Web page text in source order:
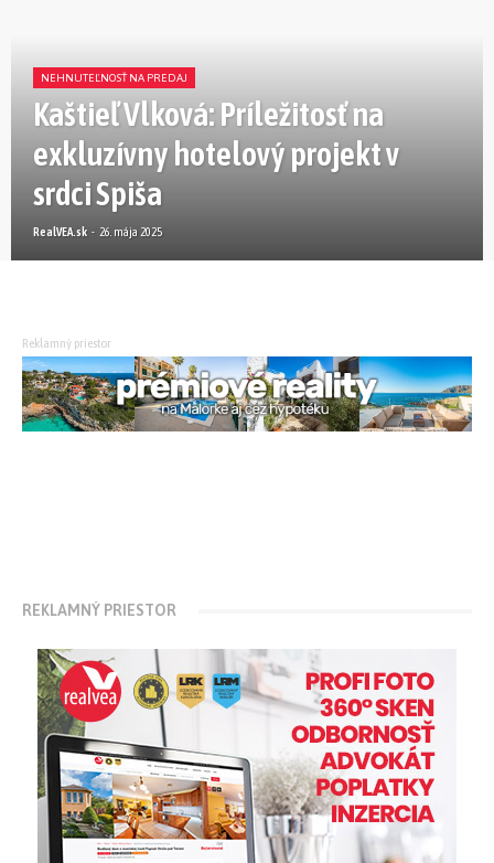
NEHNUTEĽNOSŤ NA PREDAJ
Kaštieľ Vlková: Príležitosť na
exkluzívny hotelový projekt v
srdci Spiša
RealVEA.sk - 26. mája 2025
Reklamný priestor
REKLAMNÝ PRIESTOR